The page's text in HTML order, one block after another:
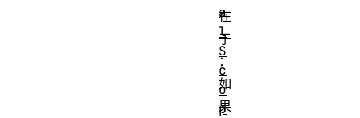
在
于
：
如
果
a
l
S
c
o
p